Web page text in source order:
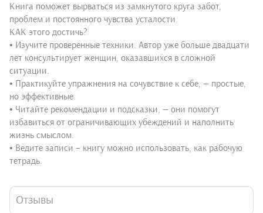
Книга поможет вырваться из замкнутого круга забот,
проблем и постоянного чувства усталости.
КАК этого достичь?
• Изучите проверенные техники. Автор уже больше двадцати
лет консультирует женщин, оказавшихся в сложной
ситуации.
• Практикуйте упражнения на сочувствие к себе, — простые,
но эффективные.
• Читайте рекомендации и подсказки, — они помогут
избавиться от ограничивающих убеждений и наполнить
жизнь смыслом.
• Ведите записи – книгу можно использовать, как рабочую
тетрадь.
Отзывы